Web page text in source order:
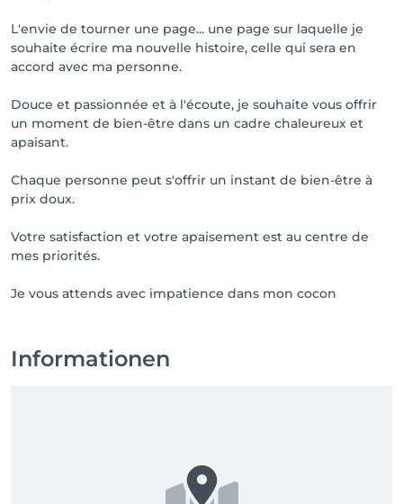
🎁 épilation au laser : parrainez une personne, 2
séances à 50% donc 1 séance gratuite
🎁 dès 3 zones epilées à la cire - 20%
🚎Facilement accessible en transports en commun.
💸Mode paiement acceptés : cash sans frais, twint et
⚠️Annulation tardive facturable:
Le jour même 100%.
L'envie de tourner une page... une page sur laquelle je
souhaite écrire ma nouvelle histoire, celle qui sera en
accord avec ma personne.
Douce et passionnée et à l'écoute, je souhaite vous offrir
un moment de bien-être dans un cadre chaleureux et
apaisant.
Chaque personne peut s'offrir un instant de bien-être à
prix doux.
Votre satisfaction et votre apaisement est au centre de
mes priorités.
Je vous attends avec impatience dans mon cocon
Informationen